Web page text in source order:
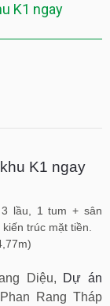
K1 ngay
K1 ngay
lầu, 1 tum + sân
trúc mặt tiền.
Diệu, Dự án
Rang Tháp